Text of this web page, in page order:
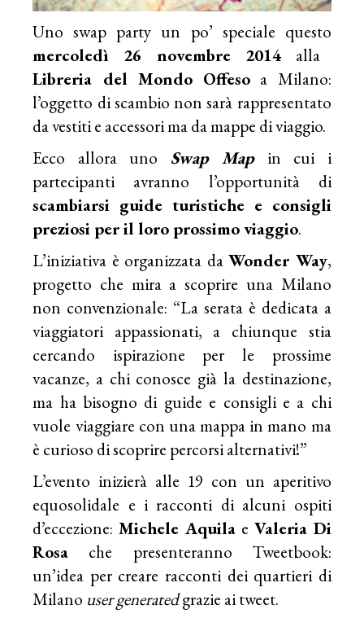
Uno swap party un po’ speciale questo
mercoledì 26 novembre 2014alla
Libreria del Mondo Offeso a Milano:
l’oggetto di scambio non sarà rappresentato
da vestiti e accessori ma da mappe di viaggio.
Ecco allora uno Swap Mapin cui i
partecipanti avranno l’opportunità di
scambiarsi guide turistiche e consigli
preziosi per il loro prossimo viaggio.
L’iniziativa è organizzata daWonder Way,
progetto che mira a scoprire una Milano
non convenzionale: “La serata è dedicata a
viaggiatori appassionati, a chiunque stia
cercando ispirazione per le prossime
vacanze, a chi conosce già la destinazione,
ma ha bisogno di guide e consigli e a chi
vuole viaggiare con una mappa in mano ma
è curioso di scoprire percorsi alternativi!”
L’evento inizierà alle 19 con un aperitivo
equosolidale e i racconti di alcuni ospiti
d’eccezione:Michele Aquila e Valeria Di
Rosa che presenteranno Tweetbook:
un’idea per creare racconti dei quartieri di
Milano user generatedgrazie ai tweet.